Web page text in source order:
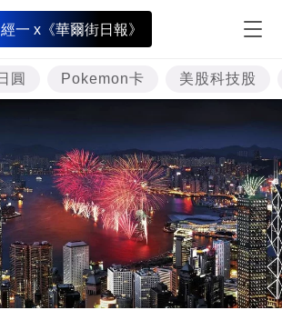
經一 x《華爾街日報》
圓 Pokemon卡 美股科技股